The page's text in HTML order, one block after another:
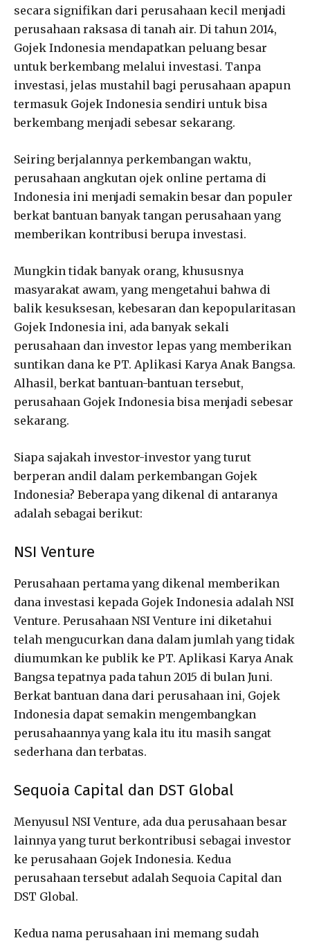
secara signifikan dari perusahaan kecil menjadi
perusahaan raksasa di tanah air. Di tahun 2014,
Gojek Indonesia mendapatkan peluang besar
untuk berkembang melalui investasi. Tanpa
investasi, jelas mustahil bagi perusahaan apapun
termasuk Gojek Indonesia sendiri untuk bisa
berkembang menjadi sebesar sekarang.
Seiring berjalannya perkembangan waktu,
perusahaan angkutan ojek online pertama di
Indonesia ini menjadi semakin besar dan populer
berkat bantuan banyak tangan perusahaan yang
memberikan kontribusi berupa investasi.
Mungkin tidak banyak orang, khususnya
masyarakat awam, yang mengetahui bahwa di
balik kesuksesan, kebesaran dan kepopularitasan
Gojek Indonesia ini, ada banyak sekali
perusahaan dan investor lepas yang memberikan
suntikan dana ke PT. Aplikasi Karya Anak Bangsa.
Alhasil, berkat bantuan-bantuan tersebut,
perusahaan Gojek Indonesia bisa menjadi sebesar
sekarang.
Siapa sajakah investor-investor yang turut
berperan andil dalam perkembangan Gojek
Indonesia? Beberapa yang dikenal di antaranya
adalah sebagai berikut:
NSI Venture
Perusahaan pertama yang dikenal memberikan
dana investasi kepada Gojek Indonesia adalah NSI
Venture. Perusahaan NSI Venture ini diketahui
telah mengucurkan dana dalam jumlah yang tidak
diumumkan ke publik ke PT. Aplikasi Karya Anak
Bangsa tepatnya pada tahun 2015 di bulan Juni.
Berkat bantuan dana dari perusahaan ini, Gojek
Indonesia dapat semakin mengembangkan
perusahaannya yang kala itu itu masih sangat
sederhana dan terbatas.
Sequoia Capital dan DST Global
Menyusul NSI Venture, ada dua perusahaan besar
lainnya yang turut berkontribusi sebagai investor
ke perusahaan Gojek Indonesia. Kedua
perusahaan tersebut adalah Sequoia Capital dan
DST Global.
Kedua nama perusahaan ini memang sudah